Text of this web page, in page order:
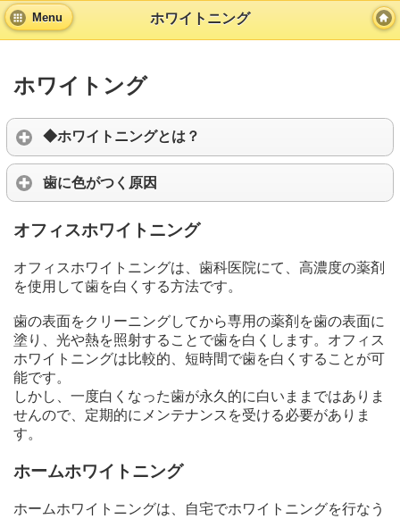
Menu ホワイトニング
ホワイトング
◆ホワイトニングとは？
歯に色がつく原因
オフィスホワイトニング
オフィスホワイトニングは、歯科医院にて、高濃度の薬剤
を使用して歯を白くする方法です。
歯の表面をクリーニングしてから専用の薬剤を歯の表面に
塗り、光や熱を照射することで歯を白くします。オフィス
ホワイトニングは比較的、短時間で歯を白くすることが可
能です。
しかし、一度白くなった歯が永久的に白いままではありま
せんので、定期的にメンテナンスを受ける必要がありま
す。
ホームホワイトニング
ホームホワイトニングは、自宅でホワイトニングを行なう